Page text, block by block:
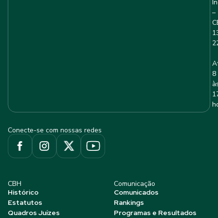
–
8
Conecte-se com nossas redes
CBH
Histórico
Estatutos
Quadros Juízes
Comunicação
Comunicados
Rankings
Programas e Resultados